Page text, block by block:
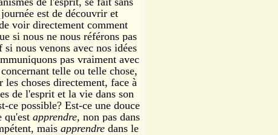
est de découvrir et
voir directement comment
si nous ne nous référons pas
nous venons avec nos idées
pas vraiment avec
telle ou telle chose,
les choses directement, face à
de l'esprit et la vie dans son
ce possible? Est-ce une douce
qu'est apprendre, non pas dans
mais apprendre dans le